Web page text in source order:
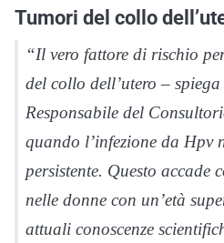
Tumori del collo
“Il vero fattore di rischio
del collo dell’utero – spiega
Responsabile del
quando l’infezione da Hpv
persistente. Questo accade
nelle donne con un’età
attuali conoscenze